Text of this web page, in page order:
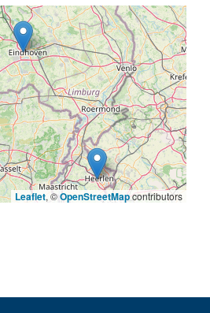
Leaflet, ©OpenStreetMapcontributors